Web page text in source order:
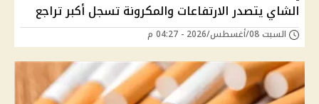
الشاي يتصدر الارتفاعات والمكرونة تسجل أكبر تراجع
السبت 08/أغسطس/2026 - 04:27 م